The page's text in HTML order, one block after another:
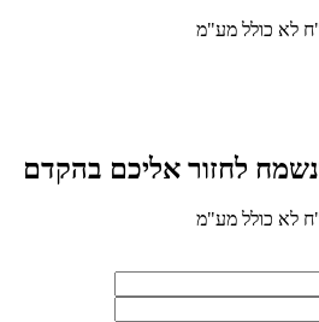
לחזור אליכם בהקדם